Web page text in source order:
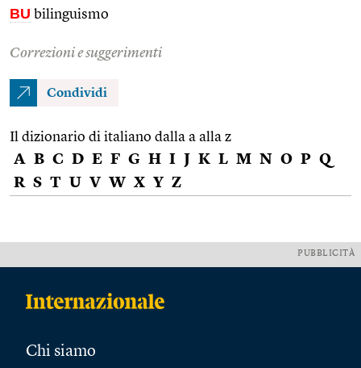
BU bilinguismo
Correzioni e suggerimenti
Condividi
Il dizionario di italiano dalla a alla z
A B C D E F G H I J K L M N O P Q
R S T U V W X Y Z
PUBBLICITÀ
Chi siamo